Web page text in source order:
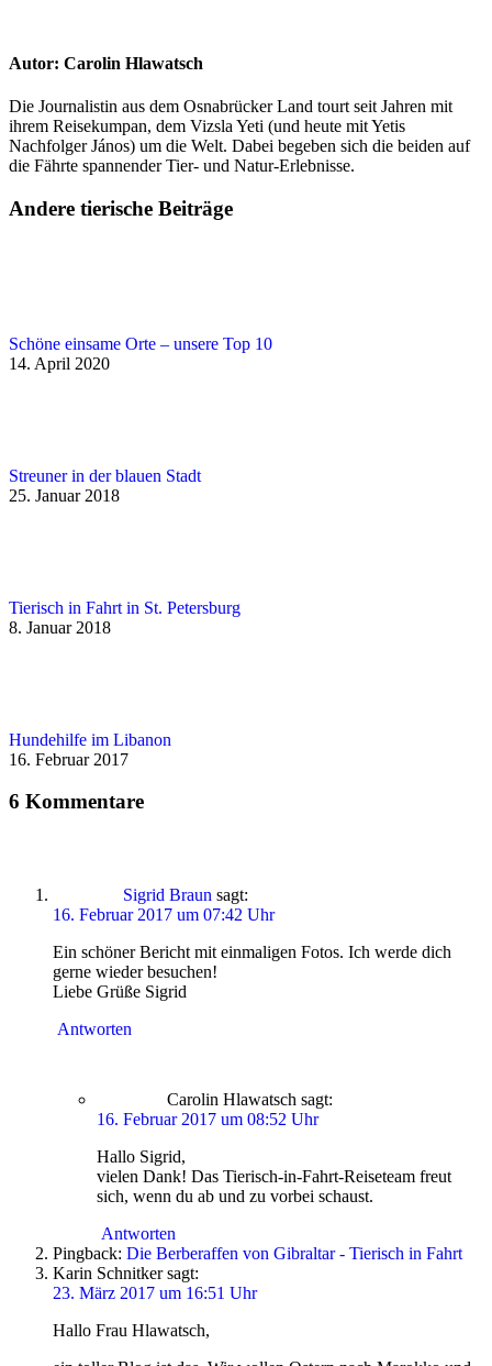
Autor: Carolin Hlawatsch
Die Journalistin aus dem Osnabrücker Land tourt seit Jahren mit
ihrem Reisekumpan, dem Vizsla Yeti (und heute mit Yetis
Nachfolger János) um die Welt. Dabei begeben sich die beiden auf
die Fährte spannender Tier- und Natur-Erlebnisse.
Andere tierische Beiträge
Schöne einsame Orte – unsere Top 10
14. April 2020
Streuner in der blauen Stadt
25. Januar 2018
Tierisch in Fahrt in St. Petersburg
8. Januar 2018
Hundehilfe im Libanon
16. Februar 2017
6 Kommentare
Sigrid Braun sagt:
16. Februar 2017 um 07:42 Uhr
Ein schöner Bericht mit einmaligen Fotos. Ich werde dich
gerne wieder besuchen!
Liebe Grüße Sigrid
Antworten
Carolin Hlawatsch sagt:
16. Februar 2017 um 08:52 Uhr
Hallo Sigrid,
vielen Dank! Das Tierisch-in-Fahrt-Reiseteam freut
sich, wenn du ab und zu vorbei schaust.
Antworten
Pingback: Die Berberaffen von Gibraltar - Tierisch in Fahrt
Karin Schnitker sagt:
23. März 2017 um 16:51 Uhr
Hallo Frau Hlawatsch,